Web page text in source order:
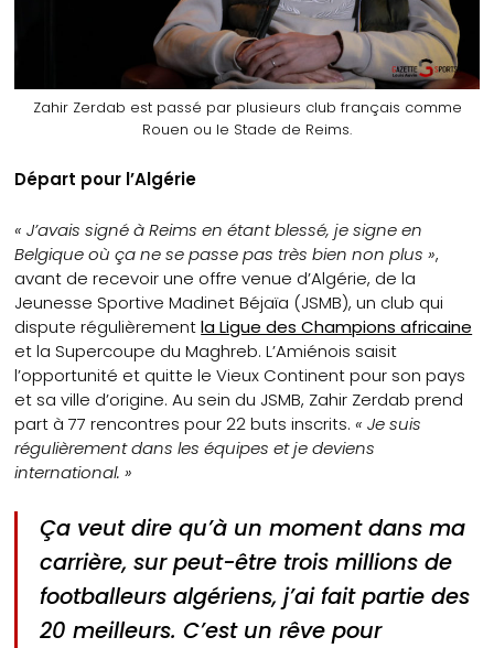
Zahir Zerdab est passé par plusieurs club français comme
Rouen ou le Stade de Reims.
Départ pour l’Algérie
« J’avais signé à Reims en étant blessé, je signe en
Belgique où ça ne se passe pas très bien non plus »,
avant de recevoir une offre venue d’Algérie, de la
Jeunesse Sportive Madinet Béjaïa (JSMB), un club qui
dispute régulièrementla Ligue des Champions africaine
et la Supercoupe du Maghreb. L’Amiénois saisit
l’opportunité et quitte le Vieux Continent pour son pays
et sa ville d’origine. Au sein du JSMB, Zahir Zerdab prend
part à 77 rencontres pour 22 buts inscrits.« Je suis
régulièrement dans les équipes et je deviens
international. »
Ça veut dire qu’à un moment dans ma
carrière, sur peut-être trois millions de
footballeurs algériens, j’ai fait partie des
20 meilleurs. C’est un rêve pour